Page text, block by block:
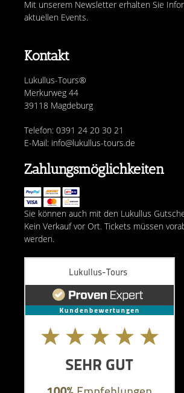
Kontakt
Lukullus-Tours®
Merkurweg 44
39118 Magdeburg
Telefon: 0391 24 20 30 21
E-Mail: info@lukullus-tours.de
Mit unserem Newsletter erhalten Sie
aktuellen Events.
Zahlungsmöglichkeiten
Sie können auch mit den Lukullus
Kein Verkauf vor Ort. Tickets müssen
werden.